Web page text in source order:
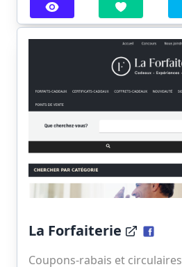
La Forfaiterie
Coupons-rabais et circulaires